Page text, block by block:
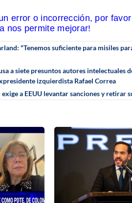
error o incorrección, por
nos permite mejorar!
"Tenemos suficiente para misiles
a siete presuntos autores
izquierdista Rafael Correa
a EEUU levantar sanciones y retirar